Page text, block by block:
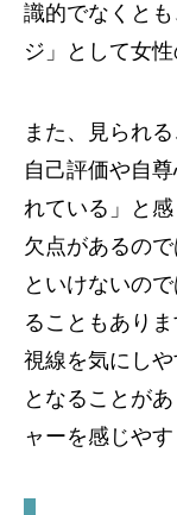
識的でなくと
ジ」として女
また、見られ
自己評価や自
れている」と
欠点があるの
といけないの
ることもあり
視線を気にし
となることが
ャーを感じや